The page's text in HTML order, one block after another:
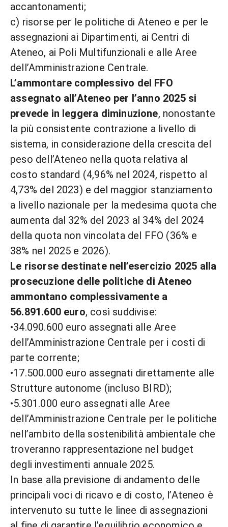
accantonamenti;
c) risorse per le politiche di Ateneo e per le
assegnazioni ai Dipartimenti, ai Centri di
Ateneo, ai Poli Multifunzionali e alle Aree
dell’Amministrazione Centrale.
L’ammontare complessivo del FFO
assegnato all’Ateneo per l’anno 2025 si
prevede in leggera diminuzione, nonostante
la più consistente contrazione a livello di
sistema, in considerazione della crescita del
peso dell’Ateneo nella quota relativa al
costo standard (4,96% nel 2024, rispetto al
4,73% del 2023) e del maggior stanziamento
a livello nazionale per la medesima quota che
aumenta dal 32% del 2023 al 34% del 2024
della quota non vincolata del FFO (36% e
38% nel 2025 e 2026).
Le risorse destinate nell’esercizio 2025 alla
prosecuzione delle politiche di Ateneo
ammontano complessivamente a
56.891.600 euro, così suddivise:
•34.090.600 euro assegnati alle Aree
dell’Amministrazione Centrale per i costi di
parte corrente;
•17.500.000 euro assegnati direttamente alle
Strutture autonome (incluso BIRD);
•5.301.000 euro assegnati alle Aree
dell’Amministrazione Centrale per le politiche
nell’ambito della sostenibilità ambientale che
troveranno rappresentazione nel budget
degli investimenti annuale 2025.
In base alla previsione di andamento delle
principali voci di ricavo e di costo, l’Ateneo è
intervenuto su tutte le linee di assegnazioni